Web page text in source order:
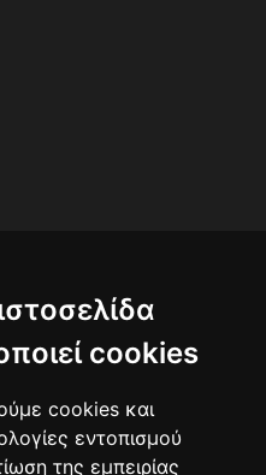
cookies
cookies και
εντοπισμού
της εμπειρίας